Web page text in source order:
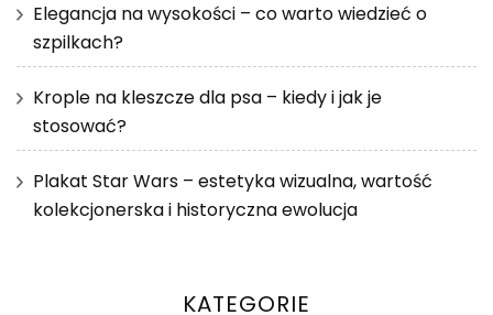
Elegancja na wysokości – co warto wiedzieć o
szpilkach?
Krople na kleszcze dla psa – kiedy i jak je
stosować?
Plakat Star Wars – estetyka wizualna, wartość
kolekcjonerska i historyczna ewolucja
KATEGORIE